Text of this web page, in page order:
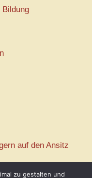
auf den Ansitz
zu gestalten und